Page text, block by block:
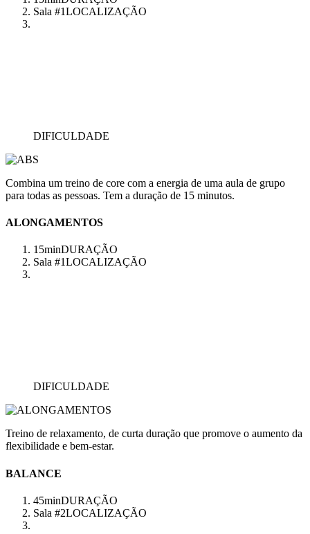
Sala #1LOCALIZAÇÃO
DIFICULDADE
Combina um treino de core com a energia de uma aula de grupo
para todas as pessoas. Tem a duração de 15 minutos.
ALONGAMENTOS
15minDURAÇÃO
Sala #1LOCALIZAÇÃO
DIFICULDADE
Treino de relaxamento, de curta duração que promove o aumento da
flexibilidade e bem-estar.
BALANCE
45minDURAÇÃO
Sala #2LOCALIZAÇÃO